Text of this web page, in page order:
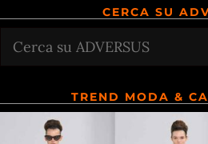
CERCA SU
TREND MODA &